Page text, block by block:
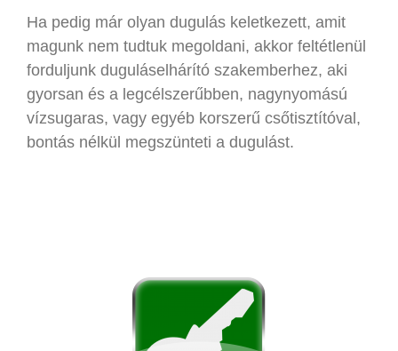
Ha pedig már olyan dugulás keletkezett, amit
magunk nem tudtuk megoldani, akkor feltétlenül
forduljunk duguláselhárító szakemberhez, aki
gyorsan és a legcélszerűbben, nagynyomású
vízsugaras, vagy egyéb korszerű csőtisztítóval,
bontás nélkül megszünteti a dugulást.